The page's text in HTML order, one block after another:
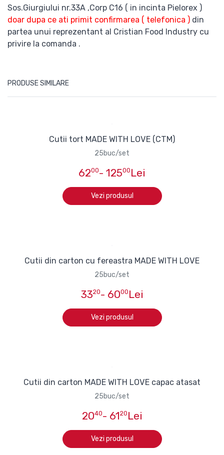
Sos.Giurgiului nr.33A ,Corp C16 ( in incinta Pielorex )
doar dupa ce ati primit confirmarea ( telefonica ) din
partea unui reprezentant al Cristian Food Industry cu
privire la comanda .
PRODUSE SIMILARE
Cutii tort MADE WITH LOVE (CTM)
25buc/set
6200- 12500 Lei
Vezi produsul
Cutii din carton cu fereastra MADE WITH LOVE
25buc/set
3320- 6000 Lei
Vezi produsul
Cutii din carton MADE WITH LOVE capac atasat
25buc/set
2040- 6120 Lei
Vezi produsul